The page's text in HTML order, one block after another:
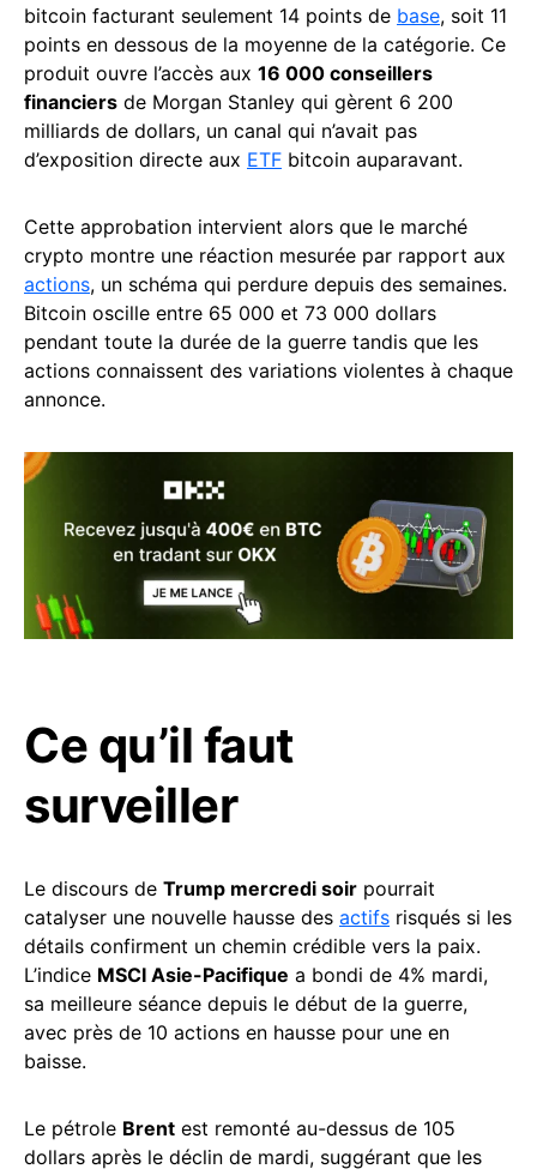
bitcoin facturant seulement 14 points de base, soit 11
points en dessous de la moyenne de la catégorie. Ce
produit ouvre l’accès aux 16 000 conseillers
financiers de Morgan Stanley qui gèrent 6 200
milliards de dollars, un canal qui n’avait pas
d’exposition directe aux ETF bitcoin auparavant.
Cette approbation intervient alors que le marché
crypto montre une réaction mesurée par rapport aux
actions, un schéma qui perdure depuis des semaines.
Bitcoin oscille entre 65 000 et 73 000 dollars
pendant toute la durée de la guerre tandis que les
actions connaissent des variations violentes à chaque
annonce.
Ce qu’il faut
surveiller
Le discours de Trump mercredi soir pourrait
catalyser une nouvelle hausse des actifs risqués si les
détails confirment un chemin crédible vers la paix.
L’indice MSCI Asie-Pacifique a bondi de 4% mardi,
sa meilleure séance depuis le début de la guerre,
avec près de 10 actions en hausse pour une en
baisse.
Le pétrole Brent est remonté au-dessus de 105
dollars après le déclin de mardi, suggérant que les